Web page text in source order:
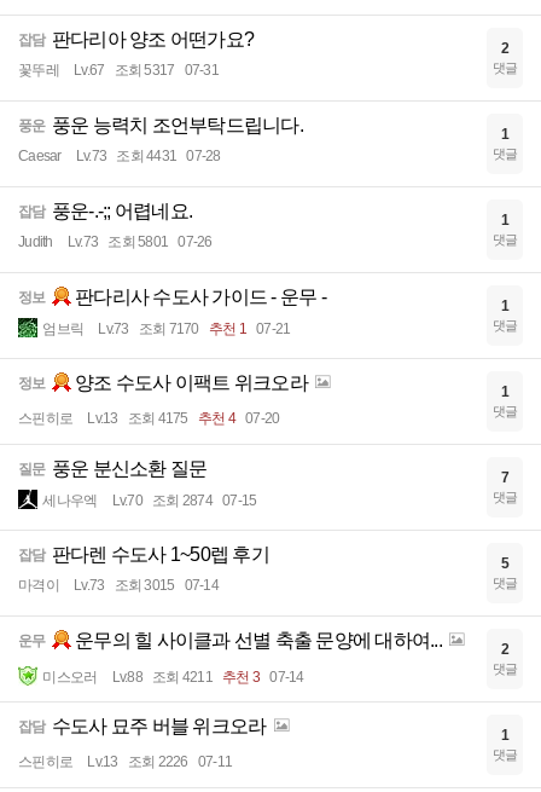
잡담 판다리아 양조 어떤가요?
꽃뚜레 Lv.67 조회 5317 07-31
2
댓글
풍운 풍운 능력치 조언부탁드립니다.
Caesar Lv.73 조회 4431 07-28
1
댓글
잡담 풍운-.-;; 어렵네요.
Judith Lv.73 조회 5801 07-26
1
댓글
정보 판다리사 수도사 가이드 - 운무 -
엄브릭 Lv.73 조회 7170 추천 1 07-21
1
댓글
정보 양조 수도사 이팩트 위크오라
스핀히로 Lv.13 조회 4175 추천 4 07-20
1
댓글
질문 풍운 분신소환 질문
세나우엑 Lv.70 조회 2874 07-15
7
댓글
잡담 판다렌 수도사 1~50렙 후기
마격이 Lv.73 조회 3015 07-14
5
댓글
운무 운무의 힐 사이클과 선별 축출 문양에 대하여...
미스오러 Lv.88 조회 4211 추천 3 07-14
2
댓글
잡담 수도사 묘주 버블 위크오라
스핀히로 Lv.13 조회 2226 07-11
1
댓글